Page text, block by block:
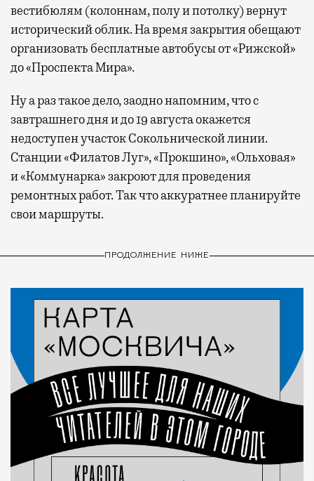
вестибюлям (колоннам, полу и потолку) вернут
исторический облик. На время закрытия обещают
организовать бесплатные автобусы от «Рижской»
до «Проспекта Мира».
Ну а раз такое дело, заодно напомним, что с
завтрашнего дня и до 19 августа окажется
недоступен участок Сокольнической линии.
Станции «Филатов Луг», «Прокшино», «Ольховая»
и «Коммунарка» закроют для проведения
ремонтных работ. Так что аккуратнее планируйте
свои маршруты.
ПРОДОЛЖЕНИЕ НИЖЕ